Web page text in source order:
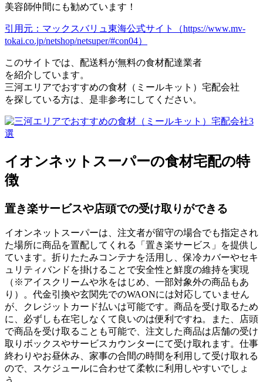
美容師仲間にも勧めています！
引用元：マックスバリュ東海公式サイト（https://www.mv-
tokai.co.jp/netshop/netsuper/#con04）
このサイトでは、 配送料が無料の食材配達業者
を紹介しています。
三河エリアでおすすめの食材（ミールキット）宅配会社
を探している方は、是非参考にしてください。
イオンネットスーパーの食材宅配の特
徴
置き楽サービスや店頭での受け取りができる
イオンネットスーパーは、注文者が留守の場合でも指定され
た場所に商品を置配してくれる
「置き楽サービス」を提供 し
ています。折りたたみコンテナを活用し、保冷カバーやセキ
ュリティバンドを掛けることで安全性と鮮度の維持を実現
（※アイスクリームや氷をはじめ、一部対象外の商品もあ
り）。代金引換や玄関先でのWAONには対応していません
が、クレジットカード払いは可能です。商品を受け取るため
に、必ずしも在宅しなくて良いのは便利ですね。また、
店頭
で商品を受け取ることも可能で、注文した商品は店舗の受け
取りボックスやサービスカウンターにて受け取れます。仕事
終わりやお昼休み、家事の合間の時間を利用して受け取れる
ので、スケジュールに合わせて柔軟に利用しやすいでしょ